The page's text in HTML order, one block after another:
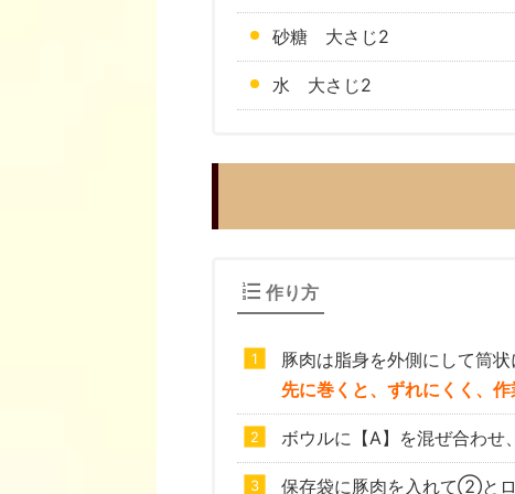
砂糖 大さじ2
水 大さじ2
作り方
豚肉は脂身を外側にして筒
先に巻くと、ずれにくく、作
ボウルに【A】を混ぜ合わせ
保存袋に豚肉を入れて②と